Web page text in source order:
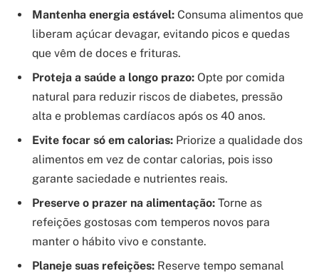
Mantenha energia estável: Consuma alimentos que
liberam açúcar devagar, evitando picos e quedas
que vêm de doces e frituras.
Proteja a saúde a longo prazo: Opte por comida
natural para reduzir riscos de diabetes, pressão
alta e problemas cardíacos após os 40 anos.
Evite focar só em calorias: Priorize a qualidade dos
alimentos em vez de contar calorias, pois isso
garante saciedade e nutrientes reais.
Preserve o prazer na alimentação: Torne as
refeições gostosas com temperos novos para
manter o hábito vivo e constante.
Planeje suas refeições: Reserve tempo semanal